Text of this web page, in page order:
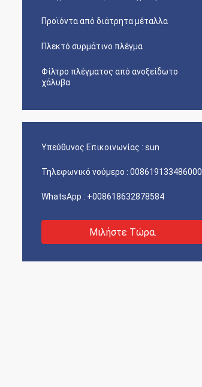
Προϊόντα από διάτρητα μέταλλα
Πλεκτό συρμάτινο πλέγμα
Φίλτρο πλέγματος από ανοξείδωτο
χάλυβα
Υπεύθυνος Επικοινωνίας : sun
Τηλεφωνικό νούμερο : 008619133486000
WhatsApp : +008618632878584
Μιλήστε Τώρα.